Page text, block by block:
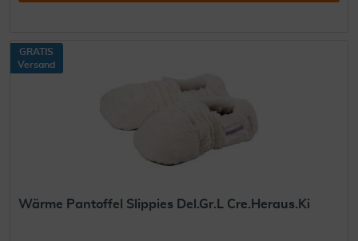
GRATIS
Versand
Wärme Pantoffel Slippies Del.Gr.L Cre.Heraus.Ki